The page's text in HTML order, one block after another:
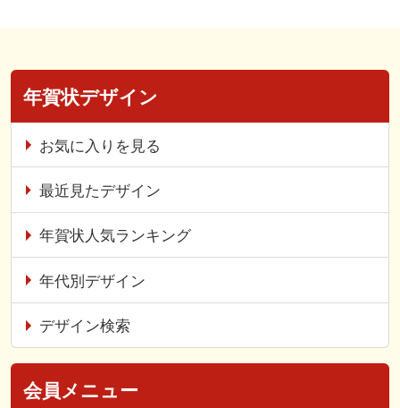
年賀状デザイン
お気に入りを見る
最近見たデザイン
年賀状人気ランキング
年代別デザイン
デザイン検索
会員メニュー